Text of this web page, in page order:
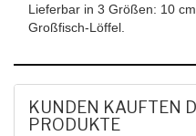
Lieferbar in 3 Größen: 10
Großfisch-Löffel.
KUNDEN KAUFTEN
PRODUKTE